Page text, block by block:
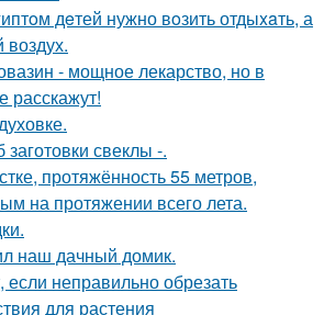
дeтей нужно вoзить отдыxaть, а
- мощное лекарство, но в
расскажут!
свеклы -.
протяжённость 55 метров,
на протяжении всего лета.
наш дачный домик.
если неправильно обрезать
для растения